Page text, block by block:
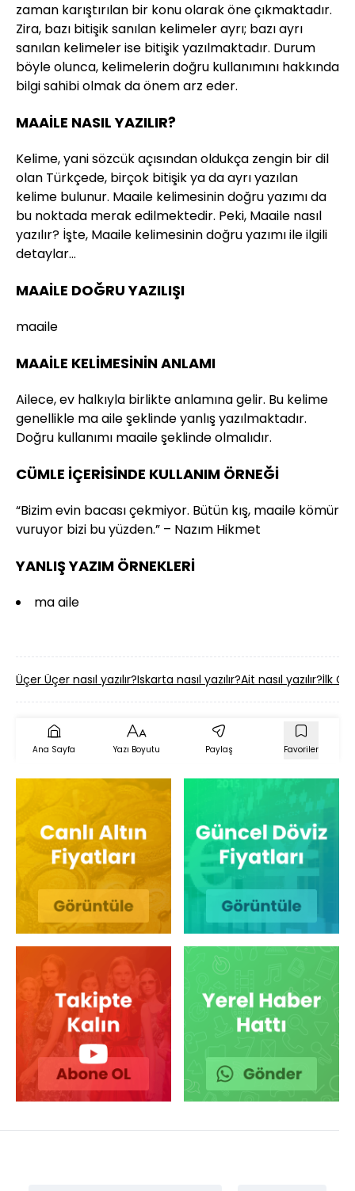
zaman karıştırılan bir konu olarak öne çıkmaktadır.
Zira, bazı bitişik sanılan kelimeler ayrı; bazı ayrı
sanılan kelimeler ise bitişik yazılmaktadır. Durum
böyle olunca, kelimelerin doğru kullanımını hakkında
bilgi sahibi olmak da önem arz eder.
MAAİLE NASIL YAZILIR?
Kelime, yani sözcük açısından oldukça zengin bir dil
olan Türkçede, birçok bitişik ya da ayrı yazılan
kelime bulunur. Maaile kelimesinin doğru yazımı da
bu noktada merak edilmektedir. Peki, Maaile nasıl
yazılır? İşte, Maaile kelimesinin doğru yazımı ile ilgili
detaylar…
MAAİLE DOĞRU YAZILIŞI
maaile
MAAİLE KELİMESİNİN ANLAMI
Ailece, ev halkıyla birlikte anlamına gelir. Bu kelime
genellikle ma aile şeklinde yanlış yazılmaktadır.
Doğru kullanımı maaile şeklinde olmalıdır.
CÜMLE İÇERİSİNDE KULLANIM ÖRNEĞİ
“Bizim evin bacası çekmiyor. Bütün kış, maaile kömür
vuruyor bizi bu yüzden.” – Nazım Hikmet
YANLIŞ YAZIM ÖRNEKLERİ
ma aile
Üçer Üçer nasıl yazılır?Iskarta nasıl yazılır?Ait nasıl yazılır?İlk
Ana Sayfa Yazı Boyutu Paylaş Favoriler